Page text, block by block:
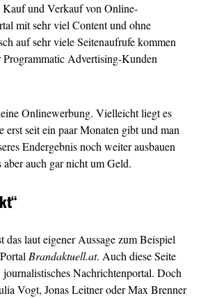
Kauf und Verkauf von Online-
mit sehr viel Content und ohne
auf sehr viele Seitenaufrufe kommen
Advertising-Kunden
Onlinewerbung. Vielleicht liegt es
erst seit ein paar Monaten gibt und man
Endergebnis noch weiter ausbauen
auch gar nicht um Geld.
das laut eigener Aussage zum Beispiel
Brandaktuell.at. Auch diese Seite
Nachrichtenportal. Doch
Vogt, Jonas Leitner oder Max Brenner